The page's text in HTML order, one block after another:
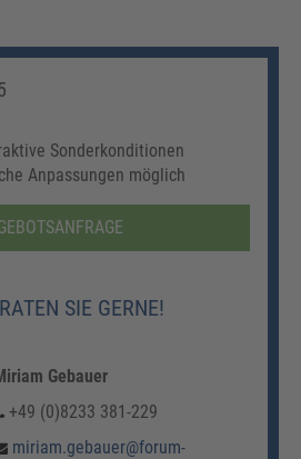
Sonderkonditionen
Anpassungen möglich
SIE GERNE!
Gebauer
+49 (0)8233 381-229
miriam.gebauer@forum-